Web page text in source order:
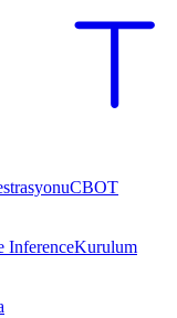
CBOT
InferenceKurulum